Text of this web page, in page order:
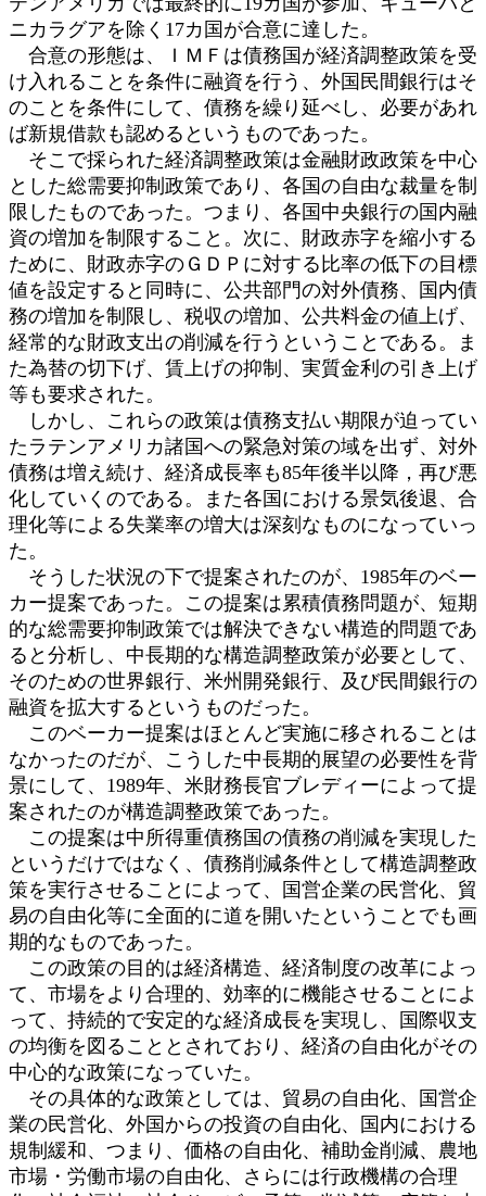
ニカラグアを除く17カ国が合意に達した。
合意の形態は、ＩＭＦは債務国が経済調整政策を受
け入れることを条件に融資を行う、外国民間銀行はそ
のことを条件にして、債務を繰り延べし、必要があれ
ば新規借款も認めるというものであった。
そこで採られた経済調整政策は金融財政政策を中心
とした総需要抑制政策であり、各国の自由な裁量を制
限したものであった。つまり、各国中央銀行の国内融
資の増加を制限すること。次に、財政赤字を縮小する
ために、財政赤字のＧＤＰに対する比率の低下の目標
値を設定すると同時に、公共部門の対外債務、国内債
務の増加を制限し、税収の増加、公共料金の値上げ、
経常的な財政支出の削減を行うということである。ま
た為替の切下げ、賃上げの抑制、実質金利の引き上げ
等も要求された。
しかし、これらの政策は債務支払い期限が迫ってい
たラテンアメリカ諸国への緊急対策の域を出ず、対外
債務は増え続け、経済成長率も85年後半以降，再び悪
化していくのである。また各国における景気後退、合
理化等による失業率の増大は深刻なものになっていっ
た。
そうした状況の下で提案されたのが、1985年のベー
カー提案であった。この提案は累積債務問題が、短期
的な総需要抑制政策では解決できない構造的問題であ
ると分析し、中長期的な構造調整政策が必要として、
そのための世界銀行、米州開発銀行、及び民間銀行の
融資を拡大するというものだった。
このベーカー提案はほとんど実施に移されることは
なかったのだが、こうした中長期的展望の必要性を背
景にして、1989年、米財務長官ブレディーによって提
案されたのが構造調整政策であった。
この提案は中所得重債務国の債務の削減を実現した
というだけではなく、債務削減条件として構造調整政
策を実行させることによって、国営企業の民営化、貿
易の自由化等に全面的に道を開いたということでも画
期的なものであった。
この政策の目的は経済構造、経済制度の改革によっ
て、市場をより合理的、効率的に機能させることによ
って、持続的で安定的な経済成長を実現し、国際収支
の均衡を図ることとされており、経済の自由化がその
中心的な政策になっていた。
その具体的な政策としては、貿易の自由化、国営企
業の民営化、外国からの投資の自由化、国内における
規制緩和、つまり、価格の自由化、補助金削減、農地
市場・労働市場の自由化、さらには行政機構の合理